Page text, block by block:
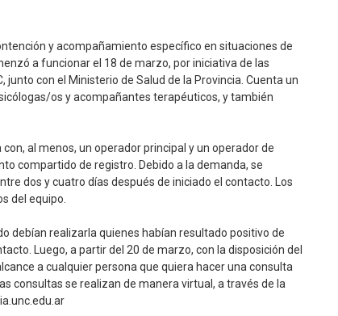
y acompañamiento específico en situaciones de
a funcionar el 18 de marzo, por iniciativa de las
junto con el Ministerio de Salud de la Provincia. Cuenta un
os y acompañantes terapéuticos, y también
al menos, un operador principal y un operador de
compartido de registro. Debido a la demanda, se
dos y cuatro días después de iniciado el contacto. Los
del equipo.
debían realizarla quienes habían resultado positivo de
Luego, a partir del 20 de marzo, con la disposición del
a cualquier persona que quiera hacer una consulta
consultas se realizan de manera virtual, a través de la